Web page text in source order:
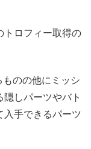
トロフィー取得の
のの他にミッシ
しパーツやバト
入手できるパーツ